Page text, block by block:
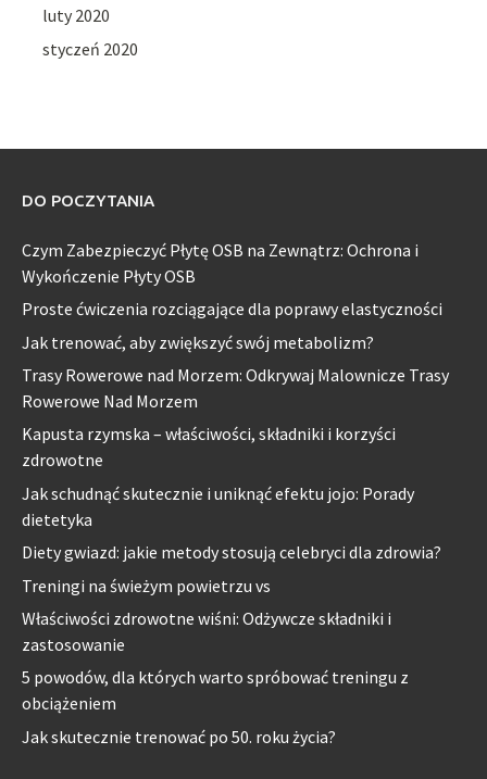
luty 2020
styczeń 2020
DO POCZYTANIA
Czym Zabezpieczyć Płytę OSB na Zewnątrz: Ochrona i
Wykończenie Płyty OSB
Proste ćwiczenia rozciągające dla poprawy elastyczności
Jak trenować, aby zwiększyć swój metabolizm?
Trasy Rowerowe nad Morzem: Odkrywaj Malownicze Trasy
Rowerowe Nad Morzem
Kapusta rzymska – właściwości, składniki i korzyści
zdrowotne
Jak schudnąć skutecznie i uniknąć efektu jojo: Porady
dietetyka
Diety gwiazd: jakie metody stosują celebryci dla zdrowia?
Treningi na świeżym powietrzu vs
Właściwości zdrowotne wiśni: Odżywcze składniki i
zastosowanie
5 powodów, dla których warto spróbować treningu z
obciążeniem
Jak skutecznie trenować po 50. roku życia?